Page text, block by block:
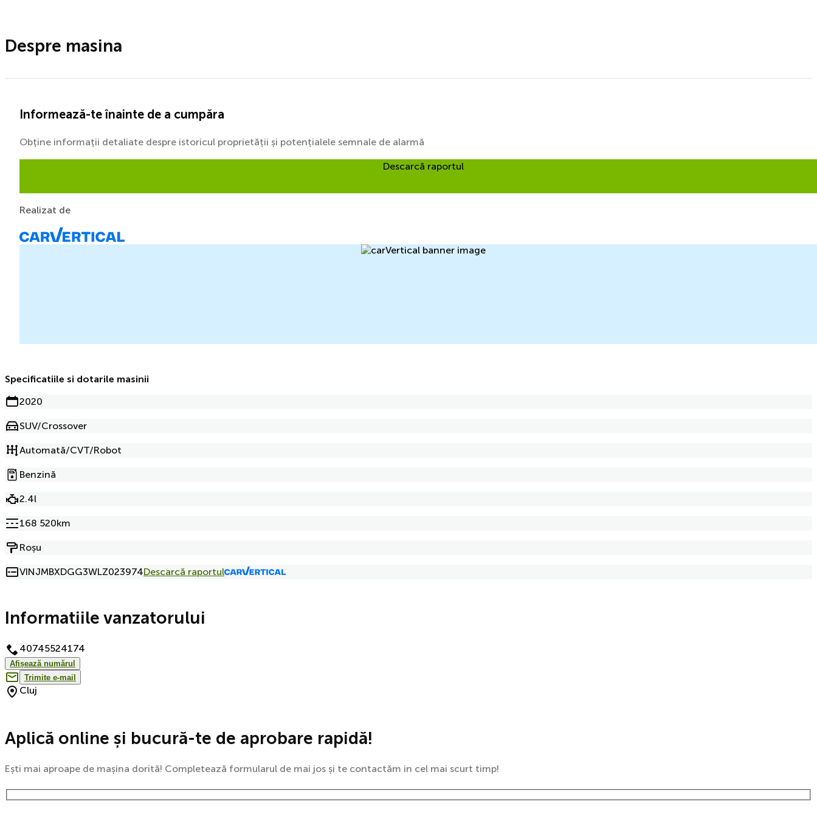
Despre masina
Informează-te înainte de a cumpăra
Obține informații detaliate despre istoricul proprietății și potențialele semnale de alarmă
Descarcă raportul
Realizat de
Specificatiile si dotarile masinii
2020
SUV/Crossover
Automată/CVT/Robot
Benzină
2.4l
168 520km
Roșu
VINJMBXDGG3WLZ023974Descarcă raportul
Informatiile vanzatorului
40745524174
Afișează numărul
Trimite e-mail
Cluj
Aplică online și bucură-te de aprobare rapidă!
Ești mai aproape de mașina dorită! Completează formularul de mai jos și te contactăm in cel mai scurt timp!